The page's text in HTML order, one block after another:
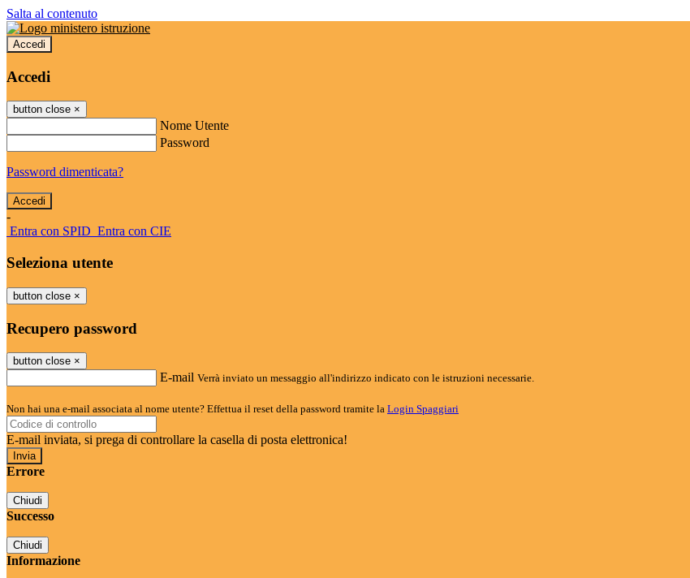
Salta al contenuto
Accedi
Accedi
button close ×
Nome Utente
Password
Password dimenticata?
-
Entra con SPID Entra con CIE
Seleziona utente
button close ×
Recupero password
button close ×
E-mail Verrà inviato un messaggio all'indirizzo indicato con le istruzioni necessarie.
Non hai una e-mail associata al nome utente? Effettua il reset della password tramite la Login Spaggiari
E-mail inviata, si prega di controllare la casella di posta elettronica!
Errore
Chiudi
Successo
Chiudi
Informazione